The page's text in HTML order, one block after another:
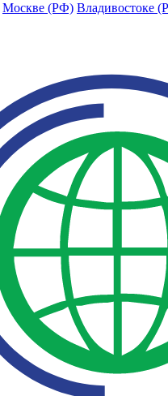
Москве (РФ) Владивостоке